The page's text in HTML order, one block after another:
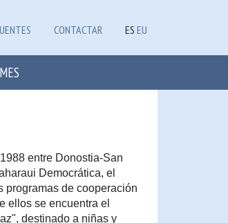
CONTACTAR ES EU
entre Donostia-San
Democrática, el
programas de cooperación
ellos se encuentra el
destinado a niñas y